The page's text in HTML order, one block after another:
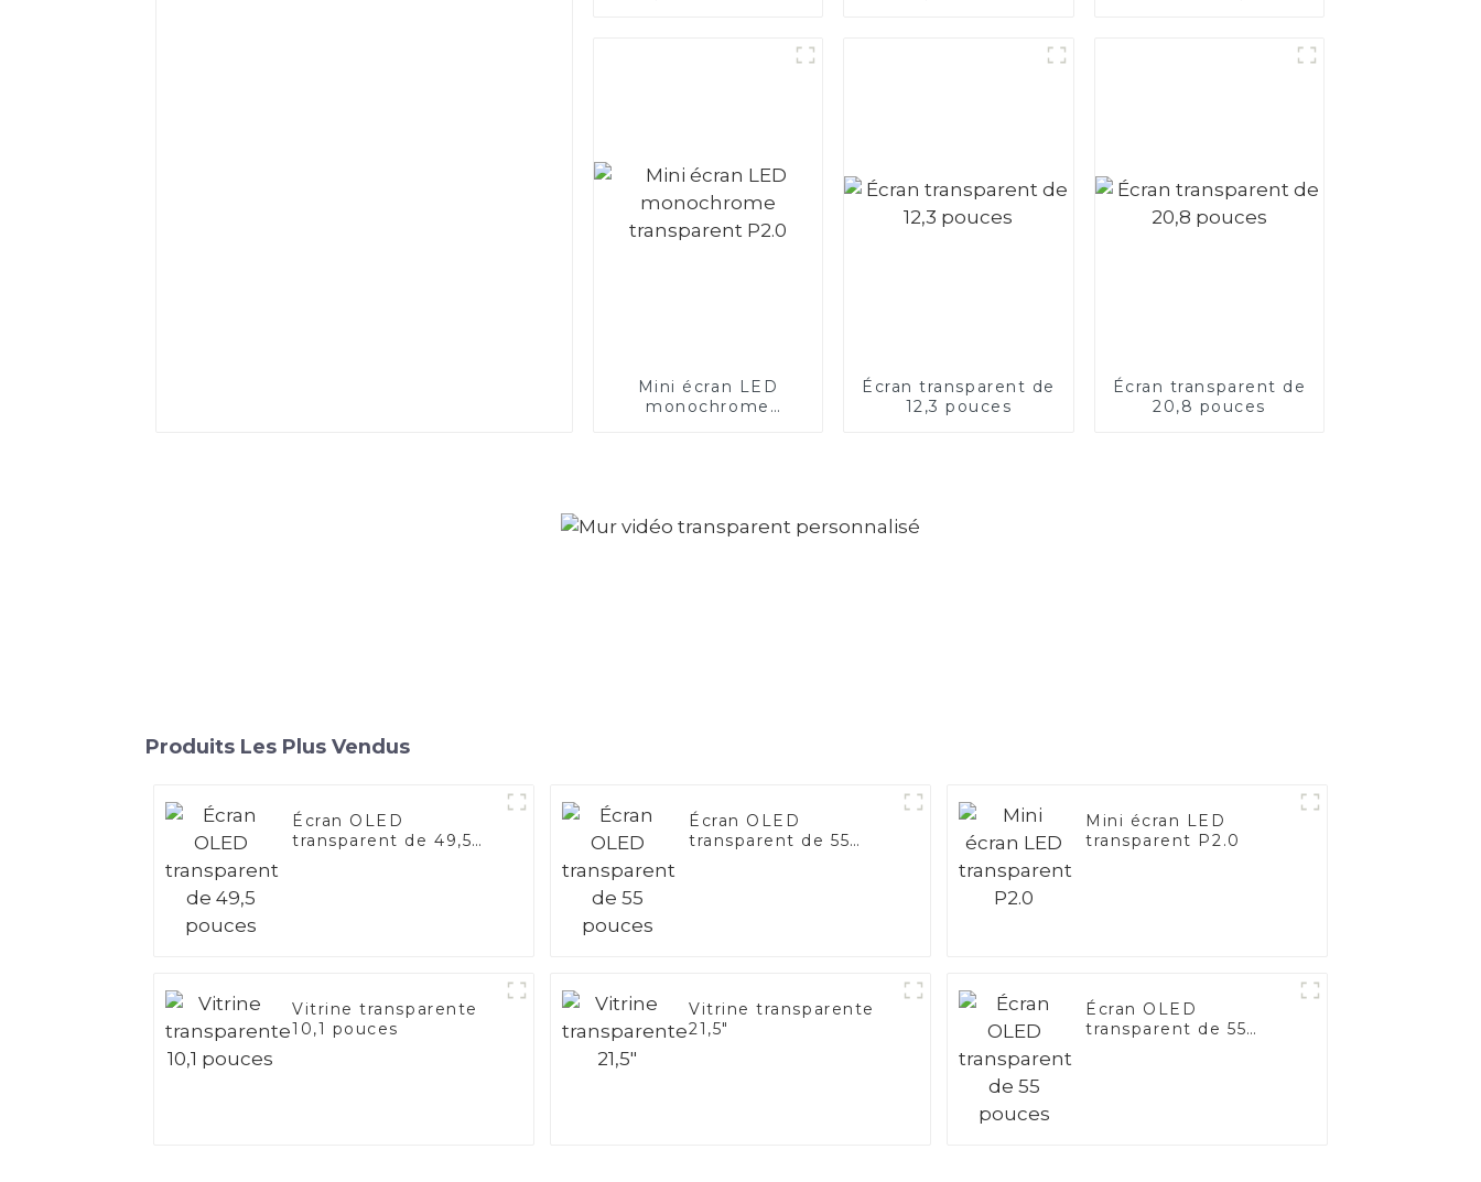
Mini écran LED
monochrome
Écran transparent de
12,3 pouces
Écran transparent de
20,8 pouces
Produits Les Plus Vendus
Écran OLED
transparent de 49,5
Écran OLED
transparent de 55
Mini écran LED
transparent P2.0
Vitrine transparente
10,1 pouces
Vitrine transparente
21,5"
Écran OLED
transparent de 55